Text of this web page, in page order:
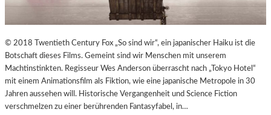
© 2018 Twentieth Century Fox „So sind wir“, ein japanischer Haiku ist die
Botschaft dieses Films. Gemeint sind wir Menschen mit unserem
Machtinstinkten. Regisseur Wes Anderson überrascht nach „Tokyo Hotel“
mit einem Animationsfilm als Fiktion, wie eine japanische Metropole in 30
Jahren aussehen will. Historische Vergangenheit und Science Fiction
verschmelzen zu einer berührenden Fantasyfabel, in…